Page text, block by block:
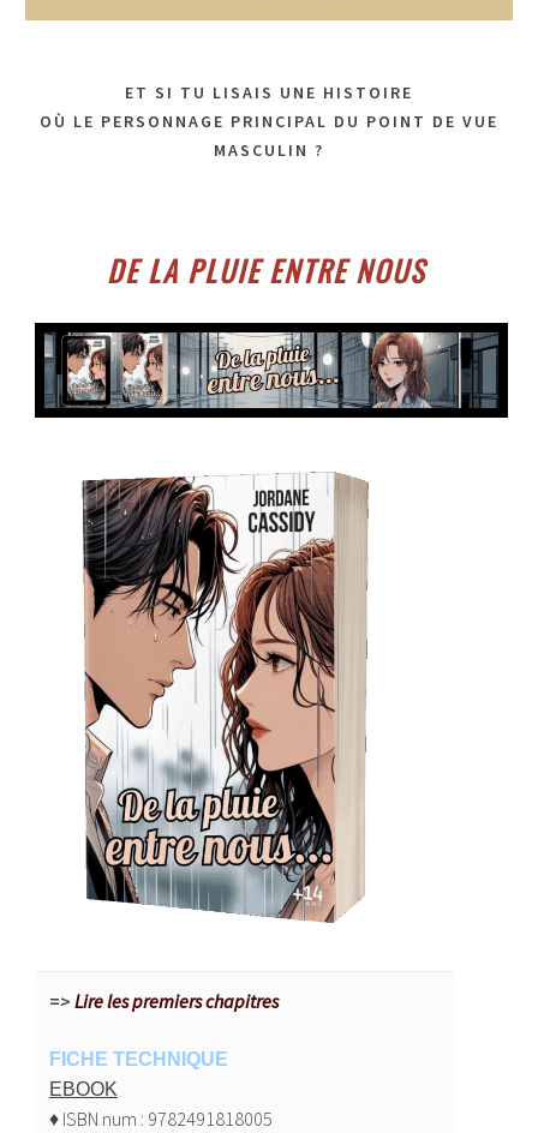
ET SI TU LISAIS UNE HISTOIRE
OÙ LE PERSONNAGE PRINCIPAL DU POINT DE VUE
MASCULIN ?
DE LA PLUIE ENTRE NOUS
=> Lire les premiers chapitres
FICHE TECHNIQUE
EBOOK
♦ ISBN num : 9782491818005